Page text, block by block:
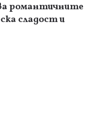
романтичните
сладост и